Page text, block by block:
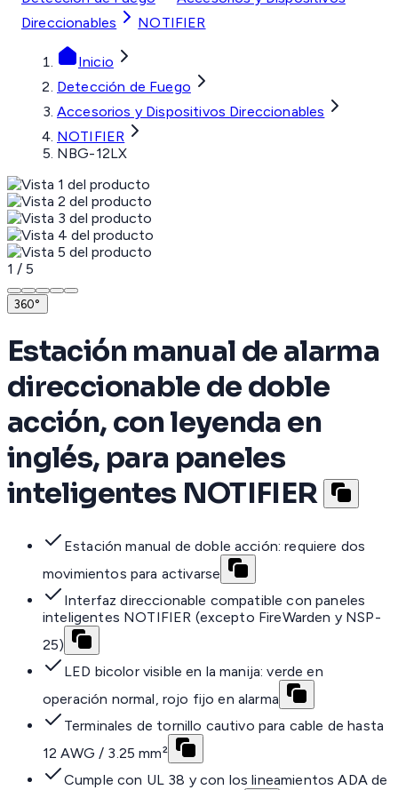
Direccionables
NOTIFIER
Inicio
Detección de Fuego
Accesorios y Dispositivos Direccionables
NOTIFIER
NBG-12LX
1 / 5
360°
Estación manual de alarma
direccionable de doble
acción, con leyenda en
inglés, para paneles
inteligentes NOTIFIER
Estación manual de doble acción: requiere dos
movimientos para activarse
Interfaz direccionable compatible con paneles
inteligentes NOTIFIER (excepto FireWarden y NSP-
25)
LED bicolor visible en la manija: verde en
operación normal, rojo fijo en alarma
Terminales de tornillo cautivo para cable de hasta
12 AWG / 3.25 mm²
Cumple con UL 38 y con los lineamientos ADA de